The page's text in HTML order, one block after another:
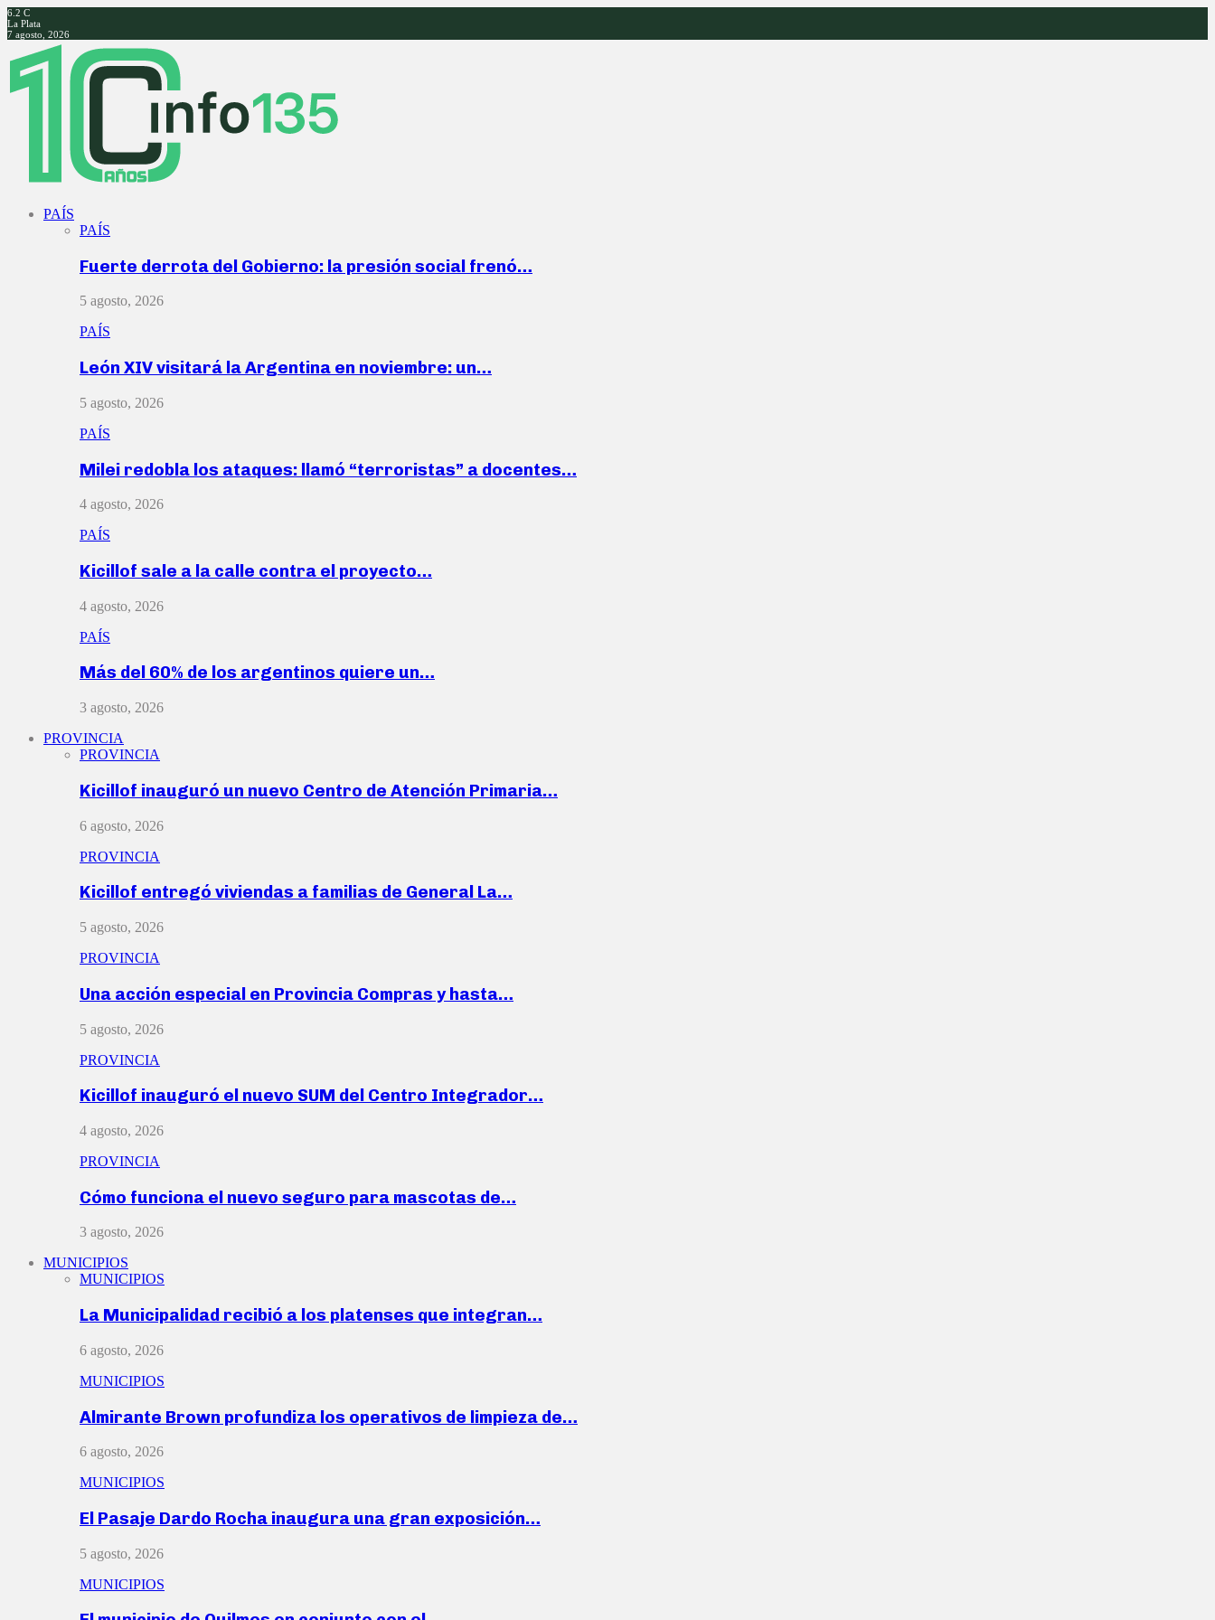
6.2 C
La Plata
7 agosto, 2026
Facebook
Twitter
Instagram
Youtube
PAÍS
PAÍS
Fuerte derrota del Gobierno: la presión social frenó…
5 agosto, 2026
PAÍS
León XIV visitará la Argentina en noviembre: un…
5 agosto, 2026
PAÍS
Milei redobla los ataques: llamó “terroristas” a docentes…
4 agosto, 2026
PAÍS
Kicillof sale a la calle contra el proyecto…
4 agosto, 2026
PAÍS
Más del 60% de los argentinos quiere un…
3 agosto, 2026
PROVINCIA
PROVINCIA
Kicillof inauguró un nuevo Centro de Atención Primaria…
6 agosto, 2026
PROVINCIA
Kicillof entregó viviendas a familias de General La…
5 agosto, 2026
PROVINCIA
Una acción especial en Provincia Compras y hasta…
5 agosto, 2026
PROVINCIA
Kicillof inauguró el nuevo SUM del Centro Integrador…
4 agosto, 2026
PROVINCIA
Cómo funciona el nuevo seguro para mascotas de…
3 agosto, 2026
MUNICIPIOS
MUNICIPIOS
La Municipalidad recibió a los platenses que integran…
6 agosto, 2026
MUNICIPIOS
Almirante Brown profundiza los operativos de limpieza de…
6 agosto, 2026
MUNICIPIOS
El Pasaje Dardo Rocha inaugura una gran exposición…
5 agosto, 2026
MUNICIPIOS